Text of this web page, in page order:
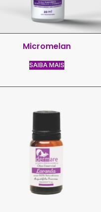
Micromelan
SAIBA MAIS